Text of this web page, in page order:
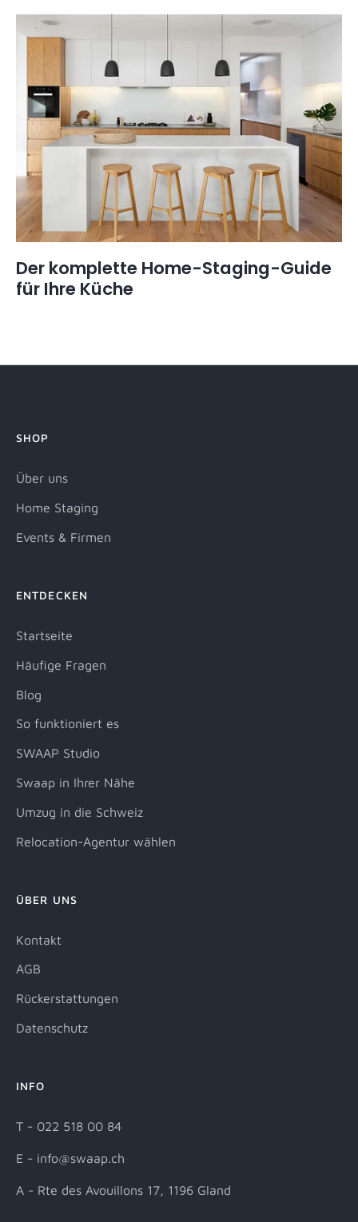
Der komplette Home-Staging-Guide
für Ihre Küche
SHOP
Über uns
Home Staging
Events & Firmen
ENTDECKEN
Startseite
Häufige Fragen
Blog
So funktioniert es
SWAAP Studio
Swaap in Ihrer Nähe
Umzug in die Schweiz
Relocation-Agentur wählen
ÜBER UNS
Kontakt
AGB
Rückerstattungen
Datenschutz
INFO
T - 022 518 00 84
E - info@swaap.ch
A - Rte des Avouillons 17, 1196 Gland